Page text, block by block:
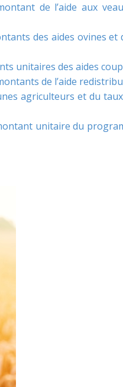
de l’aide aux
des aides ovines et
unitaires des aides
de l’aide
agriculteurs et du
unitaire du